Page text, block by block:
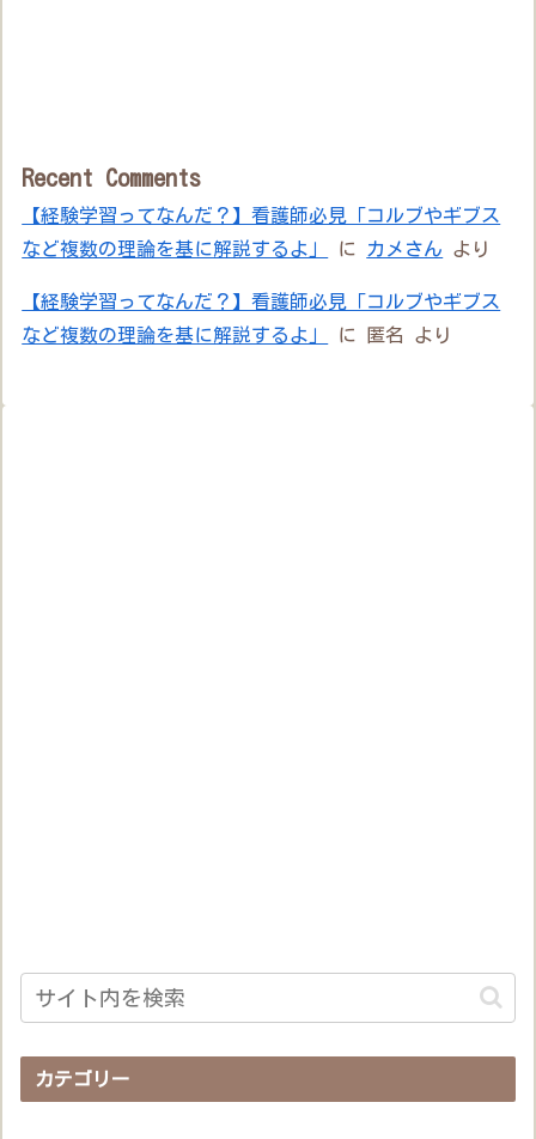
Recent Comments
【経験学習ってなんだ？】看護師必見「コルブやギブス
など複数の理論を基に解説するよ」
に カメさん より
【経験学習ってなんだ？】看護師必見「コルブやギブス
など複数の理論を基に解説するよ」
に 匿名 より
カテゴリー